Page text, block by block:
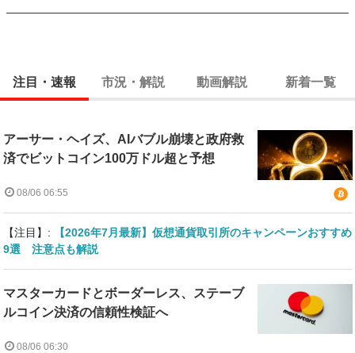
注目・速報 市況・解説 動画解説 新着一覧
アーサー・ヘイズ、AIバブル崩壊と政府救
済でビットコイン100万ドル超と予想
08/06 06:55
【注目】:
【2026年7月最新】仮想通貨取引所のキャンペーンおすすめ
9選 注意点も解説
マスターカードとボーダーレス、ステーブ
ルコイン決済の信頼性検証へ
08/06 06:30